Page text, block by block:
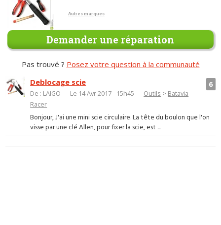
Autres marques
Demander une réparation
Pas trouvé ? Posez votre question à la communauté
6
Deblocage scie
De : LAIGO — Le 14 Avr 2017 - 15h45 — Outils > Batavia
Racer
Bonjour, J'ai une mini scie circulaire. La tête du boulon que l'on
visse par une clé Allen, pour fixer la scie, est ...